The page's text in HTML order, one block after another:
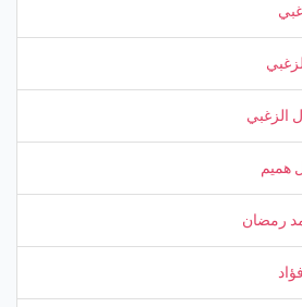
الزغبي
هميم
رمضان